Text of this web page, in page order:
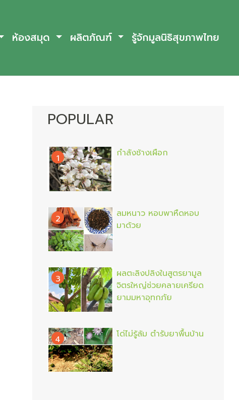
ห้องสมุด ผลิตภัณฑ์ รู้จักมูลนิธิสุขภาพไทย
POPULAR
1 กำลังช้างเผือก
2
ลมหนาว หอบพาหืดหอบ
มาด้วย
3
ผลตะลิงปลิงในสูตรยามูล
จิตรใหญ่ช่วยคลายเครียด
ยามมหาอุทกภัย
4 โด่ไม่รู้ล้ม ตำรับยาพื้นบ้าน